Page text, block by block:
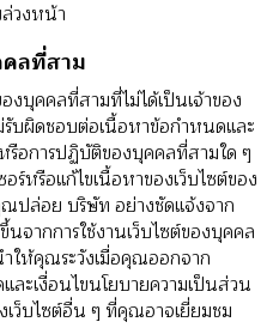
วงหน้า
คลที่สาม
งบุคคลที่สามที่ไม่ได้เป็นเจ้าของ
บผิดชอบต่อเนื้อหาข้อกําหนดและ
รือการปฏิบัติของบุคคลที่สามใด ๆ
ร์หรือแก้ไขเนื้อหาของเว็บไซต์ของ
ปล่อย บริษัท อย่างชัดแจ้งจาก
จากการใช้งานเว็บไซต์ของบุคคล
ให้คุณระวังเมื่อคุณออกจาก
ะเงื่อนไขนโยบายความเป็นส่วน
เว็บไซต์อื่น ๆ ที่คุณอาจเยี่ยมชม